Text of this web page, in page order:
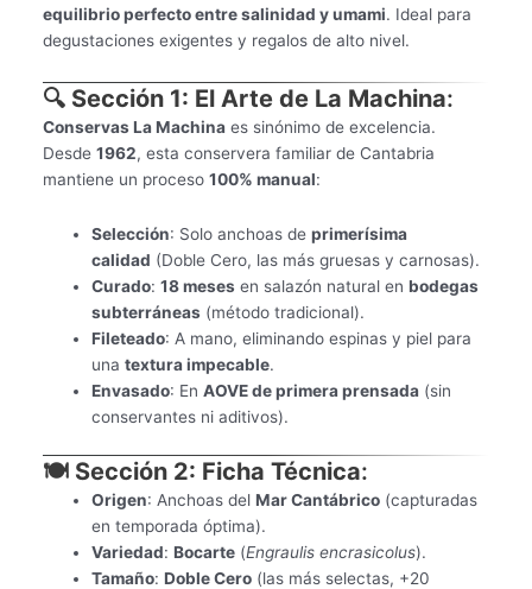
equilibrio perfecto entre salinidad y umami. Ideal para
degustaciones exigentes y regalos de alto nivel.
🔍 Sección 1: El Arte de La Machina:
Conservas La Machinaes sinónimo de excelencia.
Desde 1962, esta conservera familiar de Cantabria
mantiene un proceso 100% manual:
Selección: Solo anchoas de primerísima
calidad (Doble Cero, las más gruesas y carnosas).
Curado: 18 mesesen salazón natural en bodegas
subterráneas(método tradicional).
Fileteado: A mano, eliminando espinas y piel para
una textura impecable.
Envasado: En AOVE de primera prensada(sin
conservantes ni aditivos).
🍽️ Sección 2: Ficha Técnica:
Origen: Anchoas del Mar Cantábrico(capturadas
en temporada óptima).
Variedad: Bocarte(Engraulis encrasicolus).
Tamaño: Doble Cero(las más selectas, +20